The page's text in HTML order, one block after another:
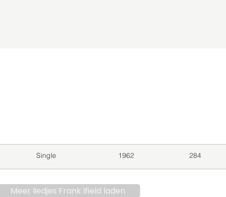
Single 1962 284
Meer liedjes Frank Ifield laden